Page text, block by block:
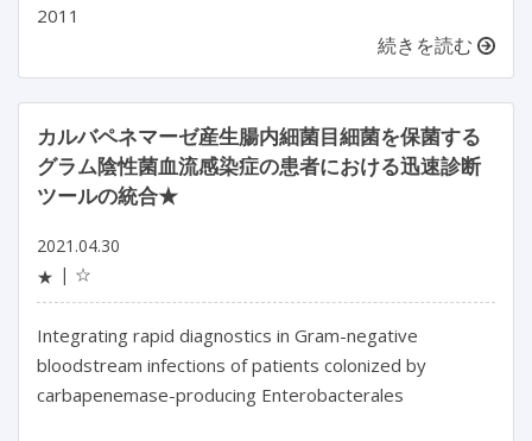
2011
続きを読む
カルバペネマーゼ産生腸内細菌目細菌を保菌する
グラム陰性菌血流感染症の患者における迅速診断
ツールの統合★
2021.04.30
★
☆
Integrating rapid diagnostics in Gram-negative
bloodstream infections of patients colonized by
carbapenemase-producing Enterobacterales